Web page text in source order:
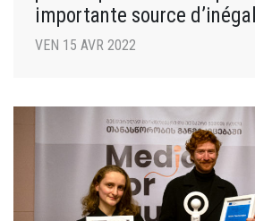
importante source
VEN 15 AVR 2022